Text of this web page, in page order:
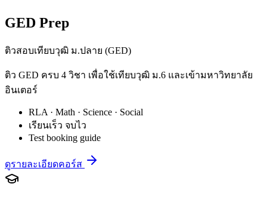
GED Prep
ติวสอบเทียบวุฒิ ม.ปลาย (GED)
ติว GED ครบ 4 วิชา เพื่อใช้เทียบวุฒิ ม.6 และเข้ามหาวิทยาลัย
อินเตอร์
RLA · Math · Science · Social
เรียนเร็ว จบไว
Test booking guide
ดูรายละเอียดคอร์ส